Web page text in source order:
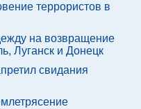
террористов в
на возвращение
Луганск и Донецк
свидания